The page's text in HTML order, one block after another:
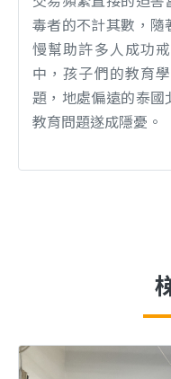
毒者的不計其數，
慢幫助許多人成功
中，孩子們的教育
題，地處偏遠的泰
教育問題遂成隱憂。